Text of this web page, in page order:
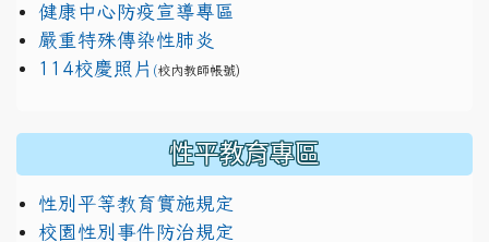
健康中心防疫宣導專區
嚴重特殊傳染性肺炎
114校慶照片 (校內教師帳號)
性平教育專區
性別平等教育實施規定
校園性別事件防治規定